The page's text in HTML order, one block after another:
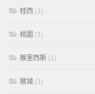
桂西 (1)
桃園 (1)
模里西斯 (1)
檳城 (1)